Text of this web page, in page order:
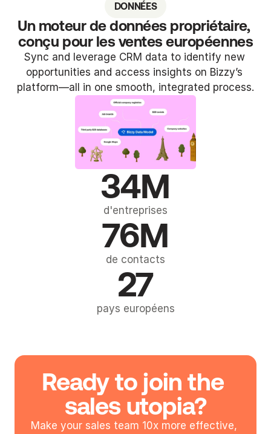
DONNÉES
Un moteur de données propriétaire,
conçu pour les ventes européennes
Sync and leverage CRM data to identify new
opportunities and access insights on Bizzy’s
platform—all in one smooth, integrated process.
34M
d'entreprises
76M
de contacts
27
pays européens
Ready to join the
sales utopia?
Make your sales team 10x more effective,